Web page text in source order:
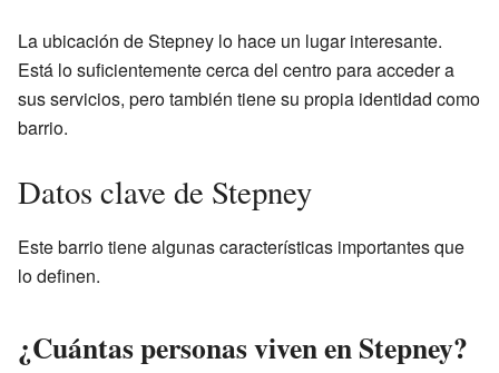
La ubicación de Stepney lo hace un lugar interesante.
Está lo suficientemente cerca del centro para acceder a
sus servicios, pero también tiene su propia identidad como
barrio.
Datos clave de Stepney
Este barrio tiene algunas características importantes que
lo definen.
¿Cuántas personas viven en Stepney?